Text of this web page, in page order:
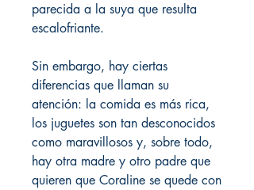
parecida a la suya que resulta
escalofriante.
Sin embargo, hay ciertas
diferencias que llaman su
atención: la comida es más rica,
los juguetes son tan desconocidos
como maravillosos y, sobre todo,
hay otra madre y otro padre que
quieren que Coraline se quede con